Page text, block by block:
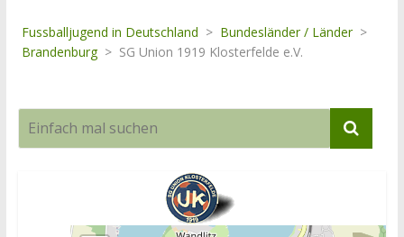
Fussballjugend in Deutschland > Bundesländer / Länder >
Brandenburg > SG Union 1919 Klosterfelde e.V.